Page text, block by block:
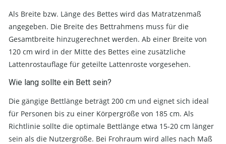
Als Breite bzw. Länge des Bettes wird das Matratzenmaß
angegeben. Die Breite des Bettrahmens muss für die
Gesamtbreite hinzugerechnet werden. Ab einer Breite von
120 cm wird in der Mitte des Bettes eine zusätzliche
Lattenrostauflage für geteilte Lattenroste vorgesehen.
Wie lang sollte ein Bett sein?
Die gängige Bettlänge beträgt 200 cm und eignet sich ideal
für Personen bis zu einer Körpergröße von 185 cm. Als
Richtlinie sollte die optimale Bettlänge etwa 15-20 cm länger
sein als die Nutzergröße. Bei Frohraum wird alles nach Maß